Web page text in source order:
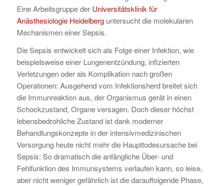
Eine Arbeitsgruppe der Universitätsklinik für
Anästhesiologie Heidelberguntersucht die molekularen
Mechanismen einer Sepsis.
Die Sepsis entwickelt sich als Folge einer Infektion, wie
beispielsweise einer Lungenentzündung, infizierten
Verletzungen oder als Komplikation nach großen
Operationen: Ausgehend vom Infektionsherd breitet sich
die Immunreaktion aus, der Organismus gerät in einen
Schockzustand, Organe versagen. Doch dieser höchst
lebensbedrohliche Zustand ist dank moderner
Behandlungskonzepte in der intensivmedizinischen
Versorgung heute nicht mehr die Haupttodesursache bei
Sepsis: So dramatisch die anfängliche Über- und
Fehlfunktion des Immunsystems verlaufen kann, so leise,
aber nicht weniger gefährlich ist die darauffolgende Phase,